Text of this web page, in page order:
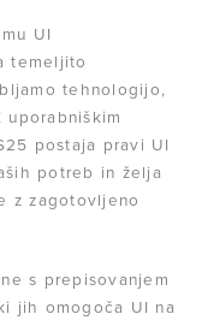
UI
temeljito
tehnologijo,
postaja pravi UI
potreb in želja
z zagotovljeno
s prepisovanjem
jih omogoča UI na